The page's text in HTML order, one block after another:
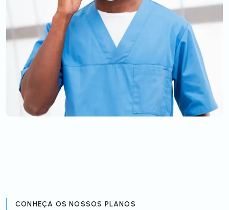
CONHEÇA OS NOSSOS PLANOS